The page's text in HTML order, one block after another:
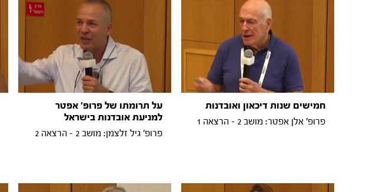
חמישים שנות דיכאון ואובדנות
פרופ' אלן אפטר: מושב 2 - הרצאה 1
על תרומתו של פרופ' אפטר
למניעת אובדנות בישראל
פרופ' גיל זלצמן: מושב 2 - הרצאה 2